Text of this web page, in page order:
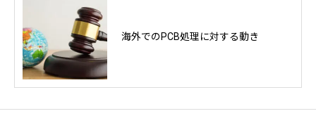
海外でのPCB処理に対する動き